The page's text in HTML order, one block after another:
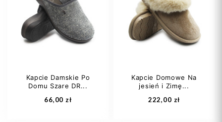
37
39
40 +1
Dodaj do koszyka
36 37
38
39
40 +1
Dodaj do koszyka
Kapcie Damskie Po
Domu Szare DR...
66,00 zł
Kapcie Domowe Na
jesień i Zimę...
222,00 zł